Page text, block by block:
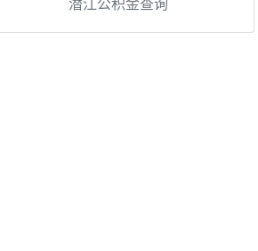
潜江公积金查询